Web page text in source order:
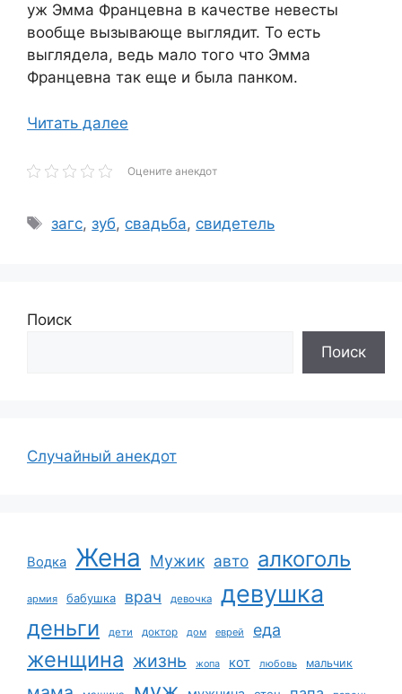
уж Эмма Францевна в качестве невесты
вообще вызывающе выглядит. То есть
выглядела, ведь мало того что Эмма
Францевна так еще и была панком.
Читать далее
Оцените анекдот
Метки
загс, зуб, свадьба, свидетель
Поиск
Поиск
Случайный анекдот
Водка Жена Мужик авто алкоголь
армия бабушка врач девочка девушка
деньги дети доктор дом еврей еда
женщина жизнь жопа кот любовь мальчик